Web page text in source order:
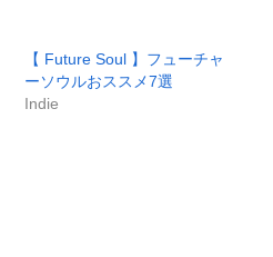
【 Future Soul 】フューチャ
ーソウルおススメ7選
Indie